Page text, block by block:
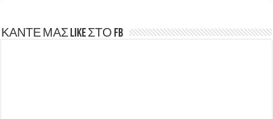
ΚΑΝΤΕ ΜΑΣ LIKE ΣΤΟ FB